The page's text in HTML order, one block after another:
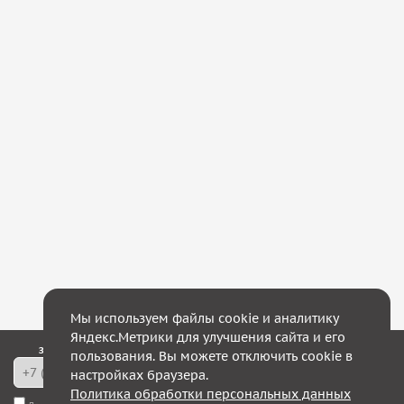
Закажите обратный звонок — в течение 10 минут мы с Вами свяжемся!
Мы используем файлы cookie и аналитику
Яндекс.Метрики для улучшения сайта и его
пользования. Вы можете отключить cookie в
настройках браузера.
Политика обработки персональных данных